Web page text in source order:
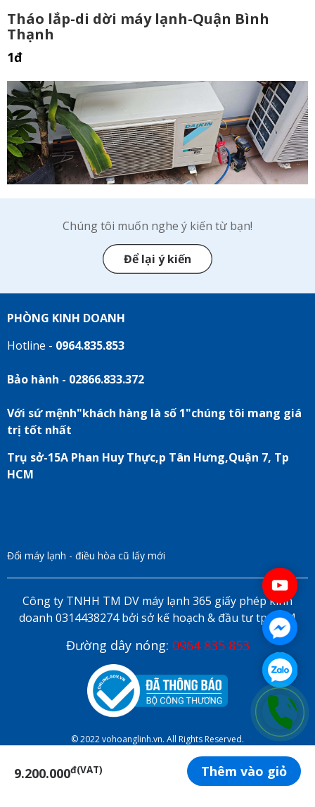
9.200.000đ(VAT) Thêm vào giỏ
Tháo lắp-di dời máy lạnh-Quận Bình
Thạnh
1đ
Chúng tôi muốn nghe ý kiến từ bạn!
Để lại ý kiến
PHÒNG KINH DOANH
Hotline - 0964.835.853
Bảo hành - 02866.833.372
Với sứ mệnh"khách hàng là số 1"chúng tôi mang giá
trị tốt nhất
Trụ sở-15A Phan Huy Thực,p Tân Hưng,Quận 7, Tp
HCM
Đổi máy lạnh - điều hòa cũ lấy mới
Công ty TNHH TM DV máy lạnh 365 giấy phép kinh
doanh 0314438274 bởi sở kế hoạch & đầu tư tp HCM
Đường dây nóng: 0964 835 853
© 2022 vohoanglinh.vn. All Rights Reserved.
ĐẶT LỊCH HẸN ONLINE